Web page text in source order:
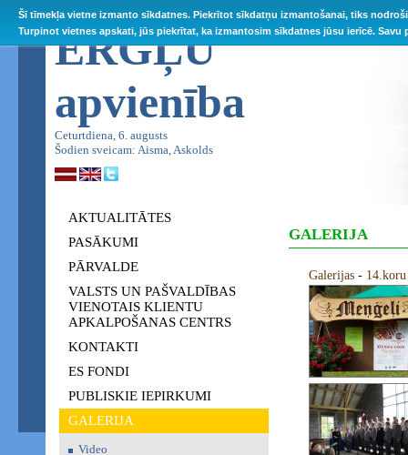
Šī tīmekļa vietne izmanto sīkdatnes. Piekrītot sīkdatņu izmantošanai, tiks
Turpinot vietnes apskati, jūs piekrītat, ka izmantosim sīkdatnes jūsu ierīcē.
ĒRGĻU
apvienība
Ceturtdiena, 6. augusts
Šodien sveicam: Aisma, Askolds
AKTUALITĀTES
PASĀKUMI
PĀRVALDE
VALSTS UN PAŠVALDĪBAS
VIENOTAIS KLIENTU
APKALPOŠANAS CENTRS
KONTAKTI
ES FONDI
PUBLISKIE IEPIRKUMI
GALERIJA
Video
GALERIJA
Galerijas - 14.koru